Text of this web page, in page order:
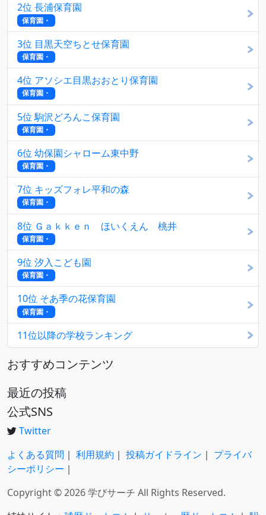
2位 長浦保育園
保育園・
3位 目黒天空ちとせ保育園
保育園・
4位 アソシエ目黒おおとり保育園
保育園・
5位 駒沢どろんこ保育園
保育園・
6位 幼保園シャローム東中野
保育園・
7位 キッズフォレ平和の森
保育園・
8位 Ｇａｋｋｅｎ ほいくえん 桃井
保育園・
9位 汐入こども園
保育園・
10位 そあ季の花保育園
保育園・
11位以降の学校ランキング
おすすめコンテンツ
最近の投稿
公式SNS
Twitter
よくある質問 ｜ 利用規約 ｜ 投稿ガイドライン ｜ プライバ
シーポリシー ｜
Copyright © 2026 学びサーチ All Rights Reserved.